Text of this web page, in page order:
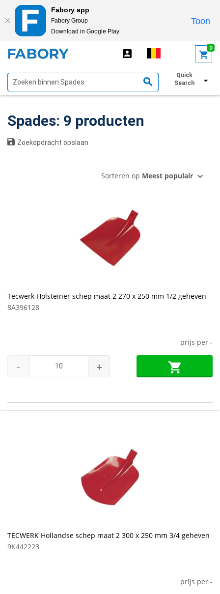
Fabory app
Fabory Group
Download in Google Play
Toon
0
Quick
Search
Spades: 9 producten
Zoekopdracht opslaan
Sorteren op Meest populair
Tecwerk Holsteiner schep maat 2 270 x 250 mm 1/2 geheven
8A396128
prijs per -
- +
TECWERK Hollandse schep maat 2 300 x 250 mm 3/4 geheven
9K442223
prijs per -